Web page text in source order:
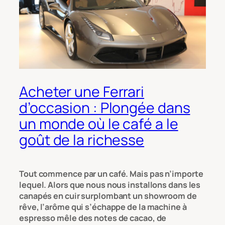
Acheter une Ferrari
d’occasion : Plongée dans
un monde où le café a le
goût de la richesse
Tout commence par un café. Mais pas n’importe
lequel. Alors que nous nous installons dans les
canapés en cuir surplombant un showroom de
rêve, l’arôme qui s’échappe de la machine à
espresso mêle des notes de cacao, de